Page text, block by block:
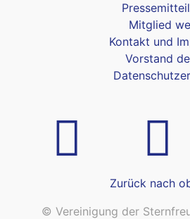
Mitglied
Kontakt und
Vorstand
Zurück nach
© Vereinigung der